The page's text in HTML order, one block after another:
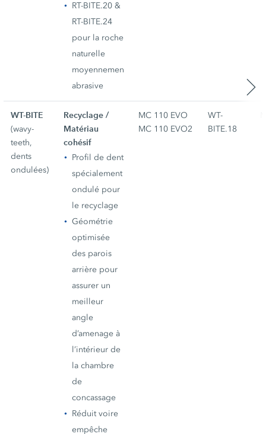
RT-BITE.20 &
RT-BITE.24
pour la roche
naturelle
moyennement
abrasive
WT-BITE
(wavy-
teeth,
dents
ondulées)
Recyclage /
Matériau
cohésif
Profil de dent
spécialement
ondulé pour
le recyclage
Géométrie
optimisée
des parois
arrière pour
assurer un
meilleur
angle
d’amenage à
l’intérieur de
la chambre
de
concassage
Réduit voire
empêche
MC 110 EVO
MC 110 EVO2
WT-
BITE.18